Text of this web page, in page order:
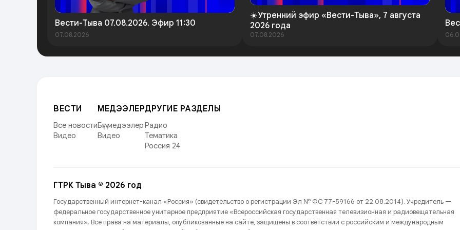
Вести-Тыва 07.08.2026. Эфир 11:30
07.08.2026
☀️Утренний эфир «Вести-Тыва», 7 августа
2026 года
07.08.2026
ВЕСТИ
Все новости
Видео
МЕДЭЭЛЕР
Бүгү медээлер
Видео
ДРУГИЕ РАЗДЕЛЫ
Радио
Тематика
Россия 24
ГТРК Тыва © 2026 год
Государственный интернет-канал «Россия» (свидетельство о регистрации Эл № ФС 77-59166 от 22.08.2014). Учредитель —
федеральное государственное унитарное предприятие «Всероссийская государственная телевизионная и радиовещательная
компания». Все права на материалы, опубликованные на сайте, защищены в соответствии с российским и международным